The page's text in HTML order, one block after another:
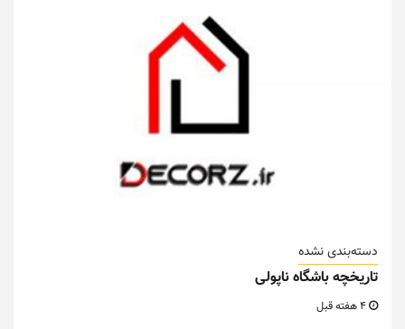
دسته‌بندی نشده
تاریخچه باشگاه ناپولی